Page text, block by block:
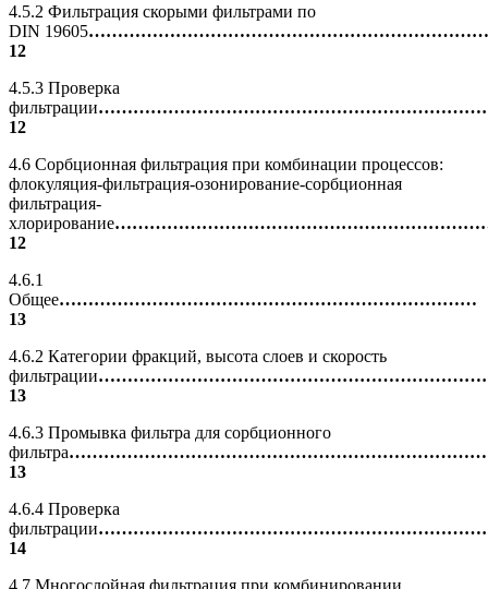
4.5.2 Фильтрация скорыми фильтрами по
DIN 19605
12
4.5.3 Проверка
фильтрации
12
4.6 Сорбционная фильтрация при комбинации процессов:
флокуляция-фильтрация-озонирование-сорбционная
фильтрация-
хлорирование
12
4.6.1
Общее………………………………………………………………
13
4.6.2 Категории фракций, высота слоев и скорость
фильтрации
13
4.6.3 Промывка фильтра для сорбционного
фильтра………………………………………………………………
13
4.6.4 Проверка
фильтрации
14
4.7 Многослойная фильтрация при комбинировании